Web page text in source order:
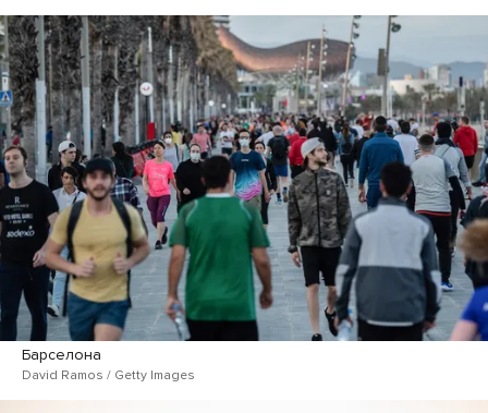
Барселона
David Ramos / Getty Images